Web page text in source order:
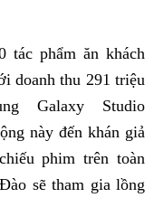
phẩm ăn khách
doanh thu 291 triệu
Galaxy Studio
này đến khán giả
phim trên toàn
sẽ tham gia lồng